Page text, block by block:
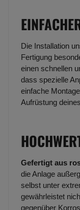
Die Installation
Fertigung
einen schnellen
dass spezielle
einfache
Aufrüstung
Gefertigt aus
die Anlage
selbst unter
gewährleistet
gegenüber